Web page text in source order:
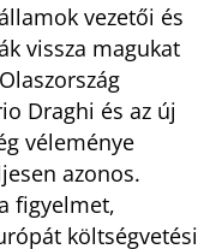
vezetői és
vissza magukat
Draghi és az új
véleménye
azonos.
figyelmet,
költségvetési